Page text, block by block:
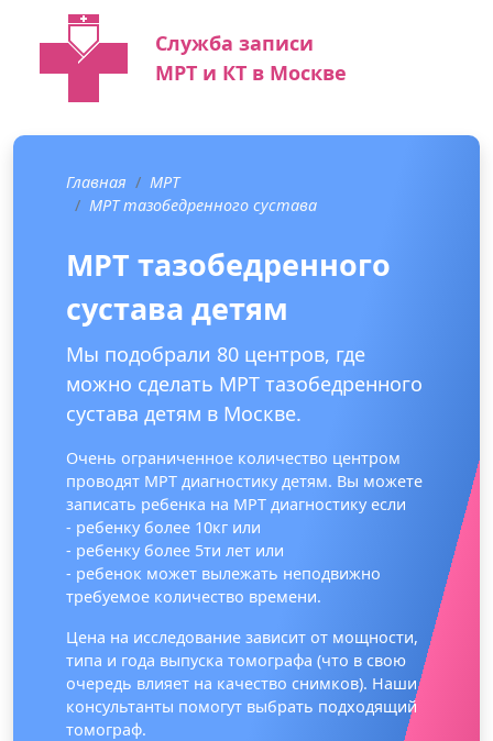
Служба записи
МРТ и КТ в Москве
Главная
МРТ
МРТ тазобедренного сустава
МРТ тазобедренного
сустава детям
Мы подобрали 80 центров, где
можно сделать МРТ тазобедренного
сустава детям в Москве.
Очень ограниченное количество центром
проводят МРТ диагностику детям. Вы можете
записать ребенка на МРТ диагностику если
- ребенку более 10кг или
- ребенку более 5ти лет или
- ребенок может вылежать неподвижно
требуемое количество времени.
Цена на исследование зависит от мощности,
типа и года выпуска томографа (что в свою
очередь влияет на качество снимков). Наши
консультанты помогут выбрать подходящий
томограф.